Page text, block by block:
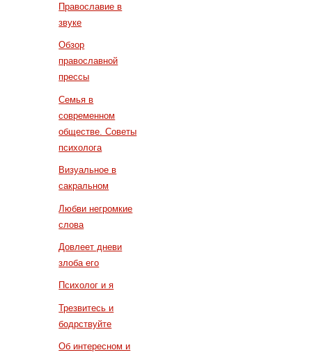
Православие в
звуке
Обзор
православной
прессы
Семья в
современном
обществе. Советы
психолога
Визуальное в
сакральном
Любви негромкие
слова
Довлеет дневи
злоба его
Психолог и я
Трезвитесь и
бодрствуйте
Об интересном и